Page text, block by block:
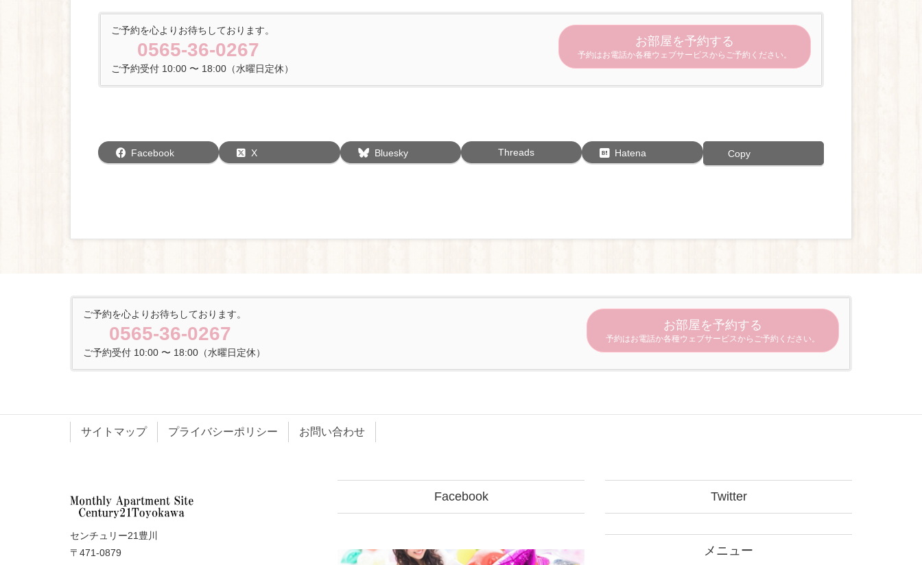
ご予約を心よりお待ちしております。
0565-36-0267
ご予約受付 10:00 〜 18:00（水曜日定休）
お部屋を予約する
予約はお電話か各種ウェブサービスからご予約ください。
Facebook X Bluesky Threads Hatena Copy
ご予約を心よりお待ちしております。
0565-36-0267
ご予約受付 10:00 〜 18:00（水曜日定休）
お部屋を予約する
予約はお電話か各種ウェブサービスからご予約ください。
サイトマップ プライバシーポリシー お問い合わせ
センチュリー21豊川
〒471-0879
Facebook Twitter
メニュー